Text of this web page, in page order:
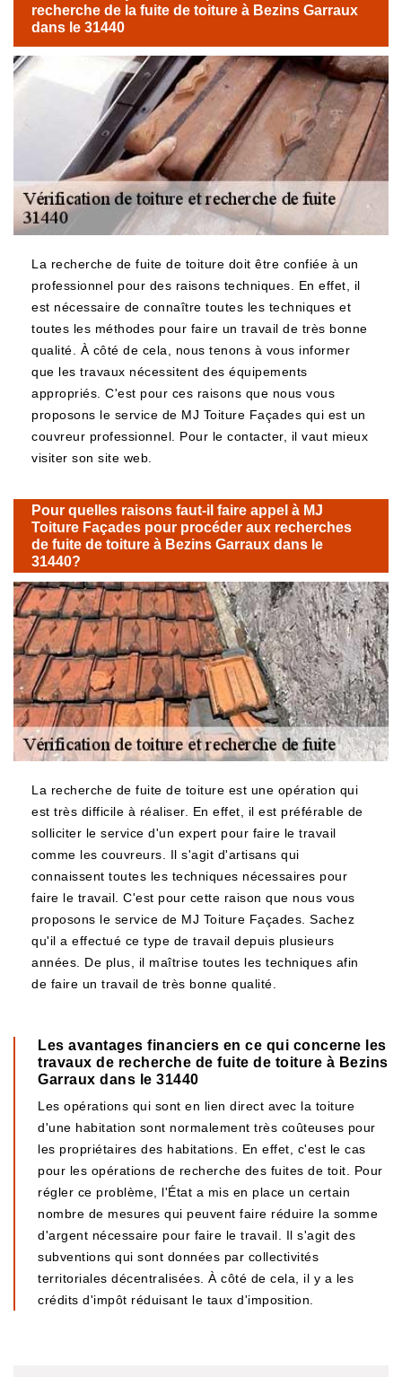
recherche de la fuite de toiture à Bezins Garraux
dans le 31440
La recherche de fuite de toiture doit être confiée à un
professionnel pour des raisons techniques. En effet, il
est nécessaire de connaître toutes les techniques et
toutes les méthodes pour faire un travail de très bonne
qualité. À côté de cela, nous tenons à vous informer
que les travaux nécessitent des équipements
appropriés. C'est pour ces raisons que nous vous
proposons le service de MJ Toiture Façades qui est un
couvreur professionnel. Pour le contacter, il vaut mieux
visiter son site web.
Pour quelles raisons faut-il faire appel à MJ
Toiture Façades pour procéder aux recherches
de fuite de toiture à Bezins Garraux dans le
31440?
La recherche de fuite de toiture est une opération qui
est très difficile à réaliser. En effet, il est préférable de
solliciter le service d'un expert pour faire le travail
comme les couvreurs. Il s'agit d'artisans qui
connaissent toutes les techniques nécessaires pour
faire le travail. C'est pour cette raison que nous vous
proposons le service de MJ Toiture Façades. Sachez
qu'il a effectué ce type de travail depuis plusieurs
années. De plus, il maîtrise toutes les techniques afin
de faire un travail de très bonne qualité.
Les avantages financiers en ce qui concerne les
travaux de recherche de fuite de toiture à Bezins
Garraux dans le 31440
Les opérations qui sont en lien direct avec la toiture
d'une habitation sont normalement très coûteuses pour
les propriétaires des habitations. En effet, c'est le cas
pour les opérations de recherche des fuites de toit. Pour
régler ce problème, l'État a mis en place un certain
nombre de mesures qui peuvent faire réduire la somme
d'argent nécessaire pour faire le travail. Il s'agit des
subventions qui sont données par collectivités
territoriales décentralisées. À côté de cela, il y a les
crédits d'impôt réduisant le taux d'imposition.